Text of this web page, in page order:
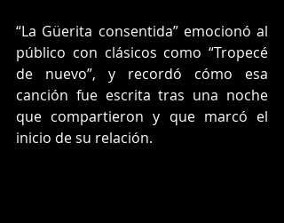
“La Güerita consentida” emocionó al
público con clásicos como “Tropecé
de nuevo”, y recordó cómo esa
canción fue escrita tras una noche
que compartieron y que marcó el
inicio de su relación.